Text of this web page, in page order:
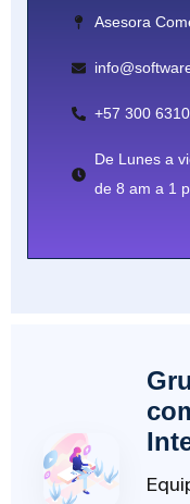
Asesora
+57 300
De Lunes a
de 8 am a 1